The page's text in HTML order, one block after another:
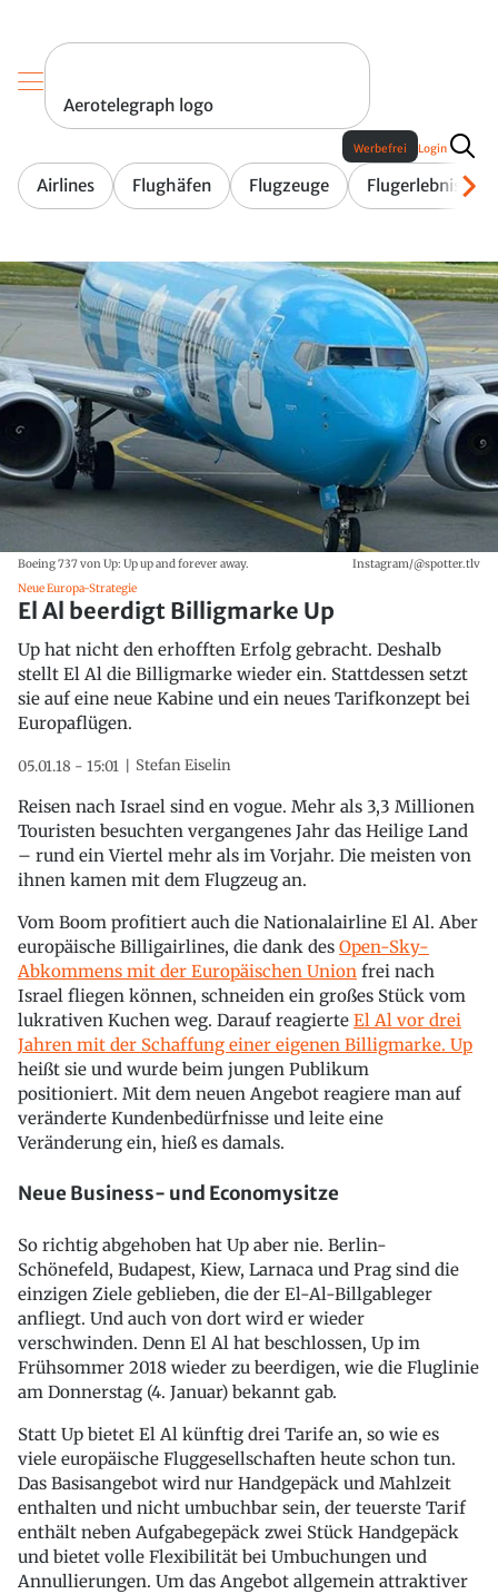
Aerotelegraph logo
Airlines Flughäfen Flugzeuge Flugerlebnis
Werbefrei Login
Boeing 737 von Up: Up up and forever away.
Instagram/@spotter.tlv
Neue Europa-Strategie
El Al beerdigt Billigmarke Up
Up hat nicht den erhofften Erfolg gebracht. Deshalb
stellt El Al die Billigmarke wieder ein. Stattdessen setzt
sie auf eine neue Kabine und ein neues Tarifkonzept bei
Europaflügen.
05.01.18 - 15:01 Stefan Eiselin
Reisen nach Israel sind en vogue. Mehr als 3,3 Millionen
Touristen besuchten vergangenes Jahr das Heilige Land
– rund ein Viertel mehr als im Vorjahr. Die meisten von
ihnen kamen mit dem Flugzeug an.
Vom Boom profitiert auch die Nationalairline El Al. Aber
europäische Billigairlines, die dank des Open-Sky-
Abkommens mit der Europäischen Union frei nach
Israel fliegen können, schneiden ein großes Stück vom
lukrativen Kuchen weg. Darauf reagierte El Al vor drei
Jahren mit der Schaffung einer eigenen Billigmarke. Up
heißt sie und wurde beim jungen Publikum
positioniert. Mit dem neuen Angebot reagiere man auf
veränderte Kundenbedürfnisse und leite eine
Veränderung ein, hieß es damals.
Neue Business- und Economysitze
So richtig abgehoben hat Up aber nie. Berlin-
Schönefeld, Budapest, Kiew, Larnaca und Prag sind die
einzigen Ziele geblieben, die der El-Al-Billgableger
anfliegt. Und auch von dort wird er wieder
verschwinden. Denn El Al hat beschlossen, Up im
Frühsommer 2018 wieder zu beerdigen, wie die Fluglinie
am Donnerstag (4. Januar) bekannt gab.
Statt Up bietet El Al künftig drei Tarife an, so wie es
viele europäische Fluggesellschaften heute schon tun.
Das Basisangebot wird nur Handgepäck und Mahlzeit
enthalten und nicht umbuchbar sein, der teuerste Tarif
enthält neben Aufgabegepäck zwei Stück Handgepäck
und bietet volle Flexibilität bei Umbuchungen und
Annullierungen. Um das Angebot allgemein attraktiver